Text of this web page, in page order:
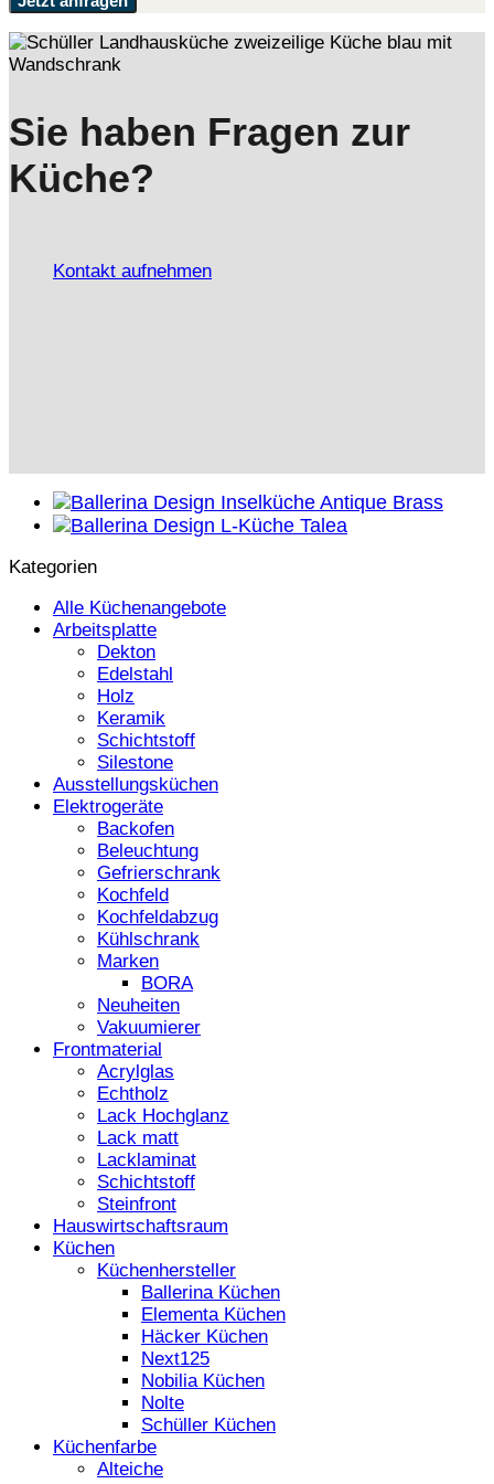
Sie haben Fragen zur
Küche?
Kontakt aufnehmen
Kategorien
Alle Küchenangebote
Arbeitsplatte
Dekton
Edelstahl
Holz
Keramik
Schichtstoff
Silestone
Ausstellungsküchen
Elektrogeräte
Backofen
Beleuchtung
Gefrierschrank
Kochfeld
Kochfeldabzug
Kühlschrank
Marken
BORA
Neuheiten
Vakuumierer
Frontmaterial
Acrylglas
Echtholz
Lack Hochglanz
Lack matt
Lacklaminat
Schichtstoff
Steinfront
Hauswirtschaftsraum
Küchen
Küchenhersteller
Ballerina Küchen
Elementa Küchen
Häcker Küchen
Next125
Nobilia Küchen
Nolte
Schüller Küchen
Küchenfarbe
Alteiche